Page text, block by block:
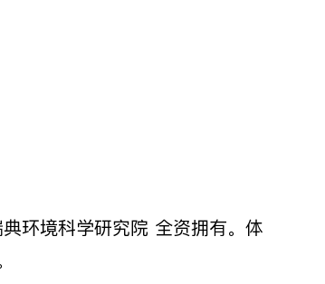
环境科学研究院 全资拥有。体